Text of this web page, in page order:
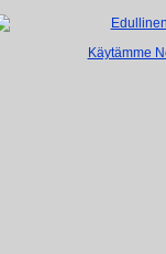
Käytämme